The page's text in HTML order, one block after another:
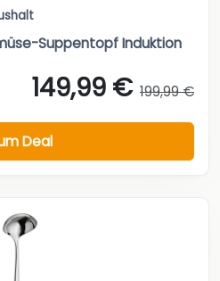
Suppentopf Induktion
149,99 € 199,99 €
Deal